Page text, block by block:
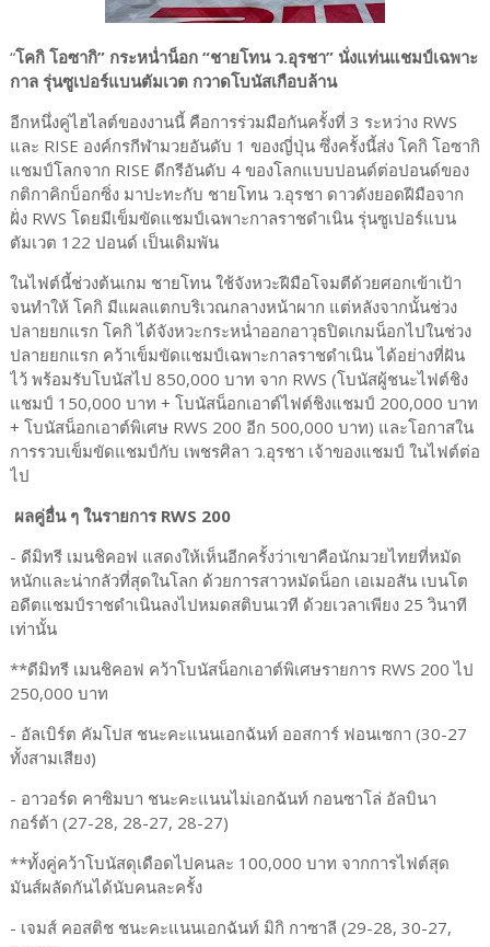
“โคกิ โอซากิ” กระหน่ำน็อก “ชายโทน ว.อุรชา” นั่งแท่นแชมป์เฉพาะ
กาล รุ่นซูเปอร์แบนตัมเวต กวาดโบนัสเกือบล้าน
อีกหนึ่งคู่ไฮไลต์ของงานนี้ คือการร่วมมือกันครั้งที่ 3 ระหว่าง RWS
และ RISE องค์กรกีฬามวยอันดับ 1 ของญี่ปุ่น ซึ่งครั้งนี้ส่ง โคกิ โอซากิ
แชมป์โลกจาก RISE ดีกรีอันดับ 4 ของโลกแบบปอนด์ต่อปอนด์ของ
กติกาคิกบ็อกซิ่ง มาปะทะกับ ชายโทน ว.อุรชา ดาวดังยอดฝีมือจาก
ฝั่ง RWS โดยมีเข็มขัดแชมป์เฉพาะกาลราชดำเนิน รุ่นซูเปอร์แบน
ตัมเวต 122 ปอนด์ เป็นเดิมพัน
ในไฟต์นี้ช่วงต้นเกม ชายโทน ใช้จังหวะฝีมือโจมตีด้วยศอกเข้าเป้า
จนทำให้ โคกิ มีแผลแตกบริเวณกลางหน้าผาก แต่หลังจากนั้นช่วง
ปลายยกแรก โคกิ ได้จังหวะกระหน่ำออกอาวุธปิดเกมน็อกไปในช่วง
ปลายยกแรก คว้าเข็มขัดแชมป์เฉพาะกาลราชดำเนิน ได้อย่างที่ฝัน
ไว้ พร้อมรับโบนัสไป 850,000 บาท จาก RWS (โบนัสผู้ชนะไฟต์ชิง
แชมป์ 150,000 บาท + โบนัสน็อกเอาต์ไฟต์ชิงแชมป์ 200,000 บาท
+ โบนัสน็อกเอาต์พิเศษ RWS 200 อีก 500,000 บาท) และโอกาสใน
การรวบเข็มขัดแชมป์กับ เพชรศิลา ว.อุรชา เจ้าของแชมป์ ในไฟต์ต่อ
ไป
ผลคู่อื่น ๆ ในรายการ RWS 200
- ดีมิทรี เมนชิคอฟ แสดงให้เห็นอีกครั้งว่าเขาคือนักมวยไทยที่หมัด
หนักและน่ากลัวที่สุดในโลก ด้วยการสาวหมัดน็อก เอเมอสัน เบนโต
อดีตแชมป์ราชดำเนินลงไปหมดสติบนเวที ด้วยเวลาเพียง 25 วินาที
เท่านั้น
**ดีมิทรี เมนชิคอฟ คว้าโบนัสน็อกเอาต์พิเศษรายการ RWS 200 ไป
250,000 บาท
- อัลเบิร์ต คัมโปส ชนะคะแนนเอกฉันท์ ออสการ์ ฟอนเซกา (30-27
ทั้งสามเสียง)
- อาวอร์ด คาซิมบา ชนะคะแนนไม่เอกฉันท์ กอนซาโล่ อัลบินา
กอร์ต้า (27-28, 28-27, 28-27)
**ทั้งคู่คว้าโบนัสดุเดือดไปคนละ 100,000 บาท จากการไฟต์สุด
มันส์ผลัดกันได้นับคนละครั้ง
- เจมส์ คอสติช ชนะคะแนนเอกฉันท์ มิกิ กาซาลี (29-28, 30-27,